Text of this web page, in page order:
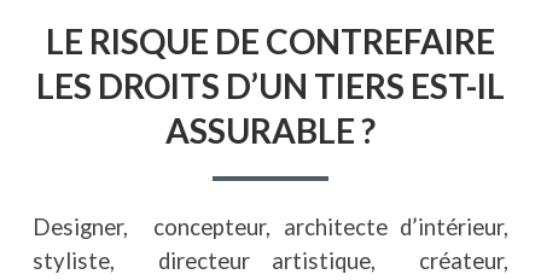
LE RISQUE DE CONTREFAIRE
LES DROITS D’UN TIERS EST-IL
ASSURABLE ?
Designer, concepteur, architecte d’intérieur,
styliste, directeur artistique, créateur,